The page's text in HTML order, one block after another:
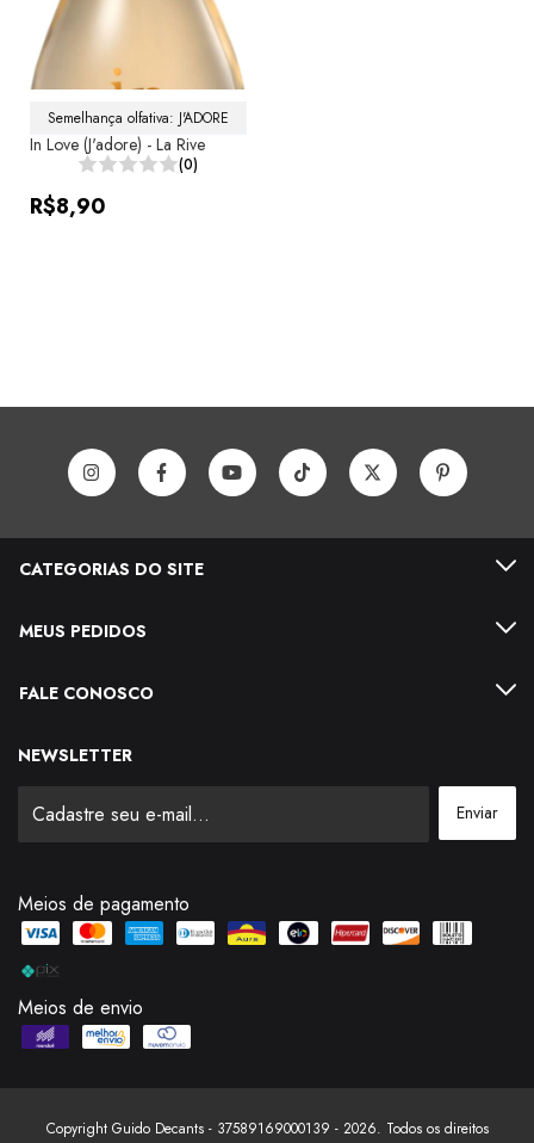
Semelhança olfativa: J'ADORE
In Love (J'adore) - La Rive
(0)
R$8,90
CATEGORIAS DO SITE
MEUS PEDIDOS
FALE CONOSCO
NEWSLETTER
Meios de pagamento
Meios de envio
Copyright Guido Decants - 37589169000139 - 2026. Todos os direitos